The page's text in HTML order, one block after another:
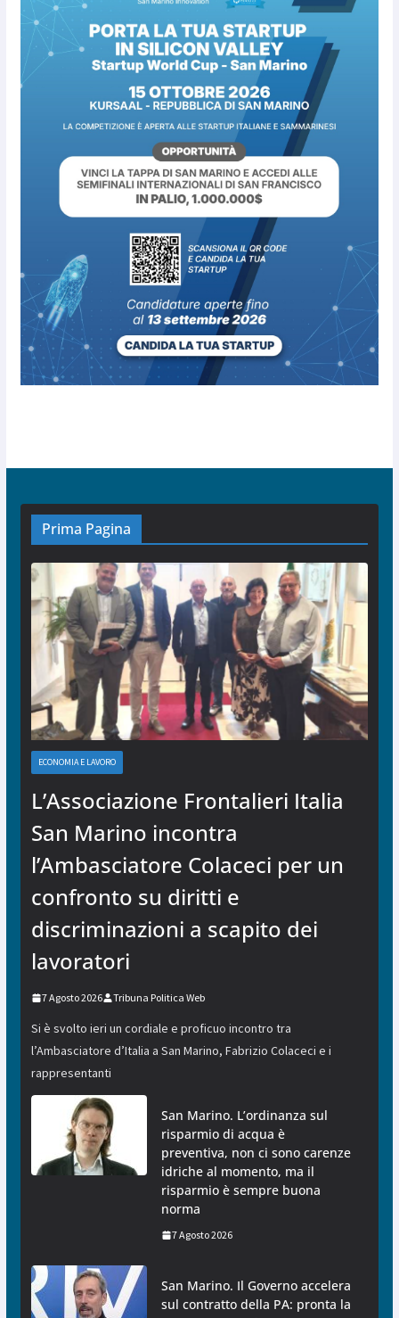
Prima Pagina
ECONOMIA E LAVORO
L’Associazione Frontalieri Italia
San Marino incontra
l’Ambasciatore Colaceci per un
confronto su diritti e
discriminazioni a scapito dei
lavoratori
7 Agosto 2026 Tribuna Politica Web
Si è svolto ieri un cordiale e proficuo incontro tra
l’Ambasciatore d’Italia a San Marino, Fabrizio Colaceci e i
rappresentanti
San Marino. L’ordinanza sul
risparmio di acqua è
preventiva, non ci sono carenze
idriche al momento, ma il
risparmio è sempre buona
norma
7 Agosto 2026
San Marino. Il Governo accelera
sul contratto della PA: pronta la